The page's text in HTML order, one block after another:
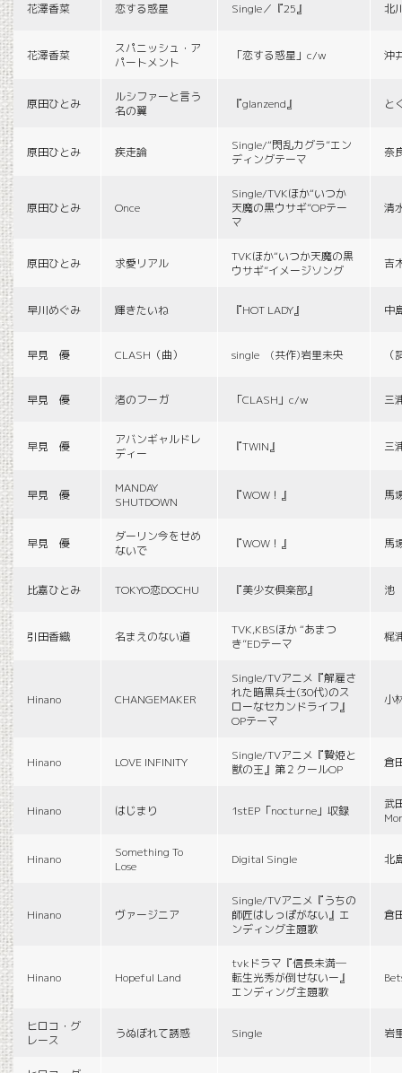
花澤香菜 恋する惑星 Single／『25』 北
花澤香菜
スパニッシュ・ア
パートメント
「恋する惑星」c/w 沖
原田ひとみ
ルシファーと言う
名の翼
『glanzend』 と
原田ひとみ 疾走論
Single/“閃乱カグラ”エン
ディングテーマ
奈
原田ひとみ Once
Single/TVKほか“いつか
天魔の黒ウサギ”OPテー
マ
清
原田ひとみ 求愛リアル
TVKほか“いつか天魔の黒
ウサギ”イメージソング
吉
早川めぐみ 輝きたいね 『HOT LADY』 中
早見 優 CLASH（曲） single (共作)岩里未央
早見 優 渚のフーガ 「CLASH」c/w 三
早見 優
アバンギャルドレ
ディー
『TWIN』 三
早見 優
MANDAY
SHUTDOWN
『WOW！』 馬
早見 優
ダーリン今をせめ
ないで
『WOW！』 馬
比嘉ひとみ TOKYO恋DOCHU 『美少女倶楽部』 池
引田香織 名まえのない道
TVK,KBSほか “あまつ
き”EDテーマ
梶
Hinano CHANGEMAKER
Single/TVアニメ『解雇さ
れた暗黒兵士(30代)のス
ローなセカンドライフ』
OPテーマ
小
Hinano LOVE INFINITY
Single/TVアニメ『贄姫と
獣の王』第２クールOP
倉
Hinano はじまり 1stEP「nocturne」収録
武
Hinano
Something To
Lose
Digital Single 北
Hinano ヴァージニア
Single/TVアニメ『うちの
師匠はしっぽがない』エ
ンディング主題歌
倉
Hinano Hopeful Land
tvkドラマ『信長未満―
転生光秀が倒せないー』
エンディング主題歌
ヒロコ・グ
レース
うぬぼれて誘惑 Single 岩